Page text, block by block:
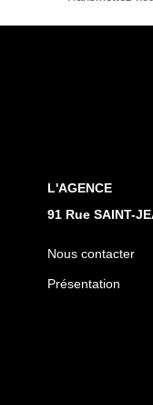
L'AGENCE
91 Rue SAINT-
Nous contacter
Présentation